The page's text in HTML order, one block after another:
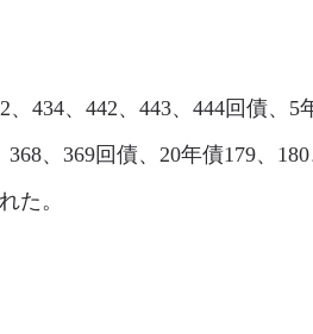
、442、443、444回債、5
、369回債、20年債179、
た。